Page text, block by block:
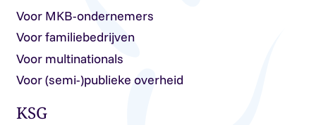
Voor MKB-ondernemers
Voor familiebedrijven
Voor multinationals
Voor (semi-)publieke overheid
KSG